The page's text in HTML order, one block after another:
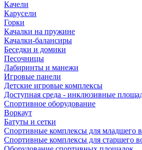
Качели
Карусели
Горки
Качалки на пружине
Качалки-балансиры
Беседки и домики
Песочницы
Лабиринты и манежи
Игровые панели
Детские игровые комплексы
Доступная среда - инклюзивные
Спортивное оборудование
Воркаут
Батуты и сетки
Спортивные комплексы для младшего
Спортивные комплексы для старшего